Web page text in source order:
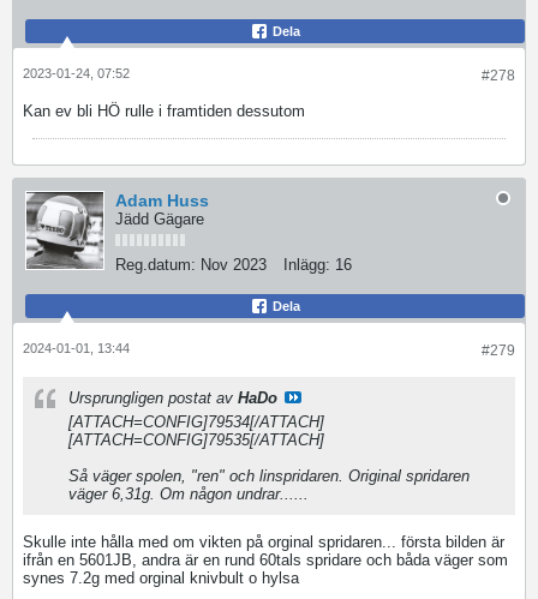
Dela
#278
2023-01-24, 07:52
Kan ev bli HÖ rulle i framtiden dessutom
Adam Huss
Jädd Gägare
Reg.datum: Nov 2023 Inlägg: 16
Dela
#279
2024-01-01, 13:44
Ursprungligen postat av HaDo
[ATTACH=CONFIG]79534[/ATTACH]
[ATTACH=CONFIG]79535[/ATTACH]
Så väger spolen, "ren" och linspridaren. Original spridaren
väger 6,31g. Om någon undrar......
Skulle inte hålla med om vikten på orginal spridaren... första bilden är
ifrån en 5601JB, andra är en rund 60tals spridare och båda väger som
synes 7.2g med orginal knivbult o hylsa